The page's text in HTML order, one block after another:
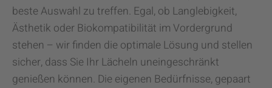
beste Auswahl zu treffen. Egal, ob Langlebigkeit,
Ästhetik oder Biokompatibilität im Vordergrund
stehen – wir finden die optimale Lösung und stellen
sicher, dass Sie Ihr Lächeln uneingeschränkt
genießen können. Die eigenen Bedürfnisse, gepaart